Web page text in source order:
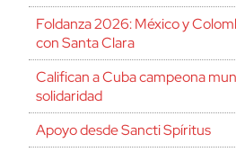
Foldanza 2026: México y
con Santa Clara
Califican a Cuba campeona
solidaridad
Apoyo desde Sancti Spíritus